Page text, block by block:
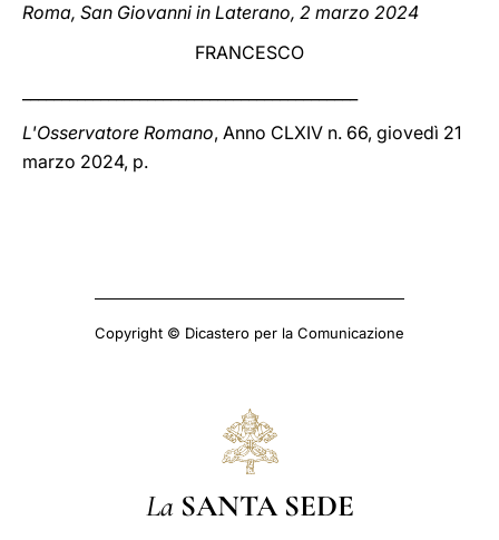
Roma, San Giovanni in Laterano, 2 marzo 2024
FRANCESCO
L'Osservatore Romano, Anno CLXIV n. 66, giovedì 21
marzo 2024, p.
Copyright © Dicastero per la Comunicazione
La SANTA SEDE